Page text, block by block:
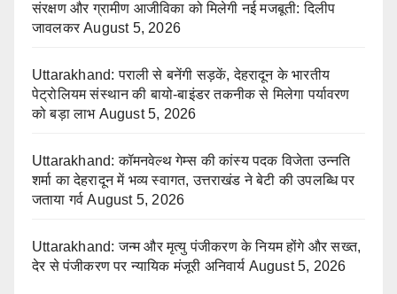
संरक्षण और ग्रामीण आजीविका को मिलेगी नई मजबूती: दिलीप
जावलकर August 5, 2026
Uttarakhand: पराली से बनेंगी सड़कें, देहरादून के भारतीय
पेट्रोलियम संस्थान की बायो-बाइंडर तकनीक से मिलेगा पर्यावरण
को बड़ा लाभ August 5, 2026
Uttarakhand: कॉमनवेल्थ गेम्स की कांस्य पदक विजेता उन्नति
शर्मा का देहरादून में भव्य स्वागत, उत्तराखंड ने बेटी की उपलब्धि पर
जताया गर्व August 5, 2026
Uttarakhand: जन्म और मृत्यु पंजीकरण के नियम होंगे और सख्त,
देर से पंजीकरण पर न्यायिक मंजूरी अनिवार्य August 5, 2026